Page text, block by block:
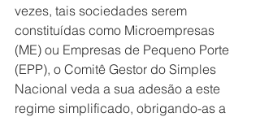
vezes, tais sociedades serem
constituídas como Microempresas
(ME) ou Empresas de Pequeno Porte
(EPP), o Comitê Gestor do Simples
Nacional veda a sua adesão a este
regime simplificado, obrigando-as a